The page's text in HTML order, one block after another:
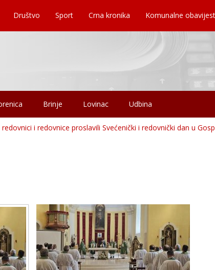
Društvo Sport Crna kronika Komunalne
Brinje Lovinac Udbina
i redovnice proslavili Svećenički i redovnički dan u